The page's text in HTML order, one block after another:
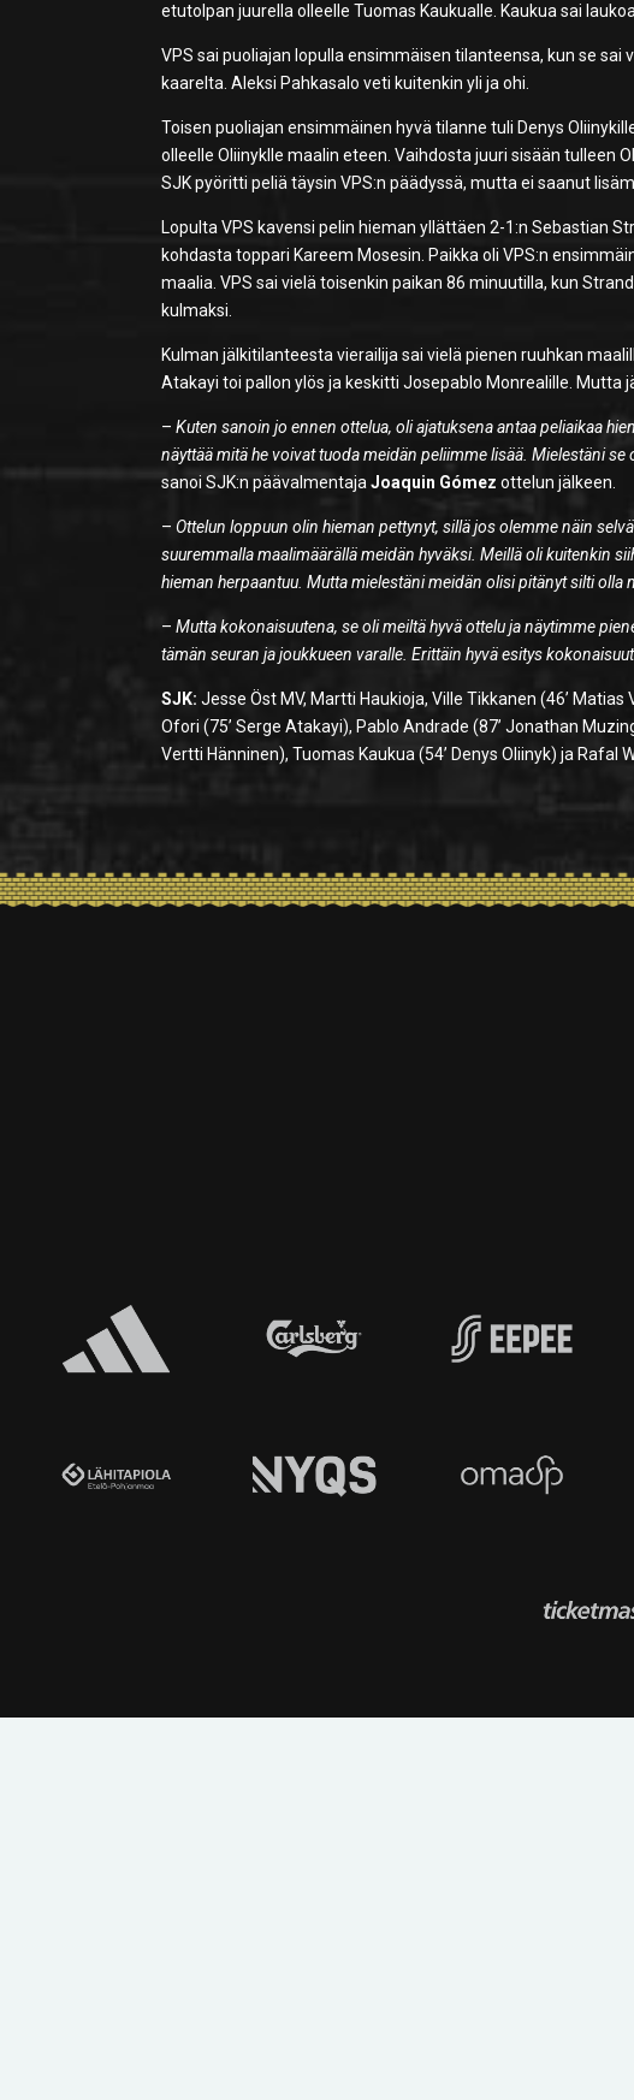
etutolpan juurella olleelle Tuomas Kaukualle. Kaukua sai
VPS sai puoliajan lopulla ensimmäisen tilanteensa, kun se
kaarelta. Aleksi Pahkasalo veti kuitenkin yli ja ohi.
Toisen puoliajan ensimmäinen hyvä tilanne tuli Denys
olleelle Oliinyklle maalin eteen. Vaihdosta juuri sisään tulleen
SJK pyöritti peliä täysin VPS:n päädyssä, mutta ei saanut
Lopulta VPS kavensi pelin hieman yllättäen 2-1:n Sebastian
kohdasta toppari Kareem Mosesin. Paikka oli VPS:n
maalia. VPS sai vielä toisenkin paikan 86 minuutilla, kun
kulmaksi.
Kulman jälkitilanteesta vierailija sai vielä pienen ruuhkan
Atakayi toi pallon ylös ja keskitti Josepablo Monrealille.
–Kuten sanoin jo ennen ottelua, oli ajatuksena antaa peliaikaa
näyttää mitä he voivat tuoda meidän peliimme lisää. Mielestäni
sanoi SJK:n päävalmentajaJoaquin Gómez ottelun jälkeen.
–Ottelun loppuun olin hieman pettynyt, sillä jos olemme näin
suuremmalla maalimäärällä meidän hyväksi. Meillä oli kuitenkin
hieman herpaantuu. Mutta mielestäni meidän olisi pitänyt silti olla
–Mutta kokonaisuutena, se oli meiltä hyvä ottelu ja näytimme
tämän seuran ja joukkueen varalle. Erittäin hyvä esitys
SJK: Jesse Öst MV, Martti Haukioja, Ville Tikkanen (46’
Ofori (75’ Serge Atakayi), Pablo Andrade (87’ Jonathan
Vertti Hänninen), Tuomas Kaukua (54’ Denys Oliinyk) ja Rafal